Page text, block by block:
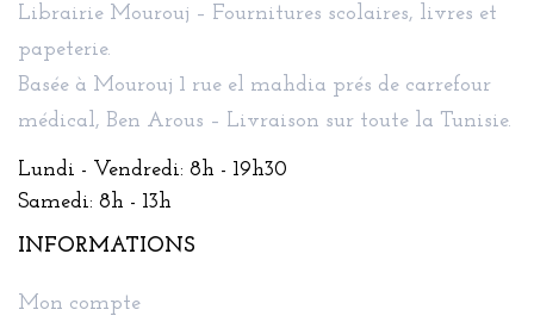
Librairie Mourouj – Fournitures scolaires, livres et
papeterie.
Basée à Mourouj 1 rue el mahdia prés de carrefour
médical, Ben Arous – Livraison sur toute la Tunisie.
Lundi - Vendredi: 8h - 19h30
Samedi: 8h - 13h
INFORMATIONS
Mon compte